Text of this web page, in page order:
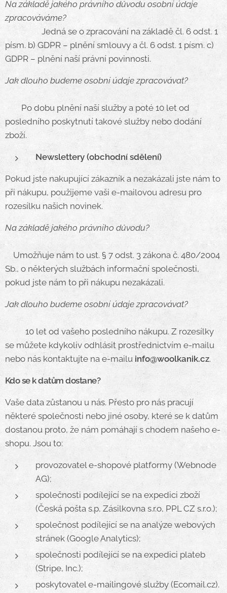
Na základě jakého právního důvodu osobní údaje
zpracováváme?
Jedná se o zpracování na základě čl. 6 odst. 1
písm. b) GDPR – plnění smlouvy a čl. 6 odst. 1 písm. c)
GDPR – plnění naší právní povinnosti.
Jak dlouho budeme osobní údaje zpracovávat?
Po dobu plnění naší služby a poté 10 let od
posledního poskytnutí takové služby nebo dodání
zboží.
Newslettery (obchodní sdělení)
Pokud jste nakupující zákazník a nezakázali jste nám to
při nákupu, použijeme vaši e-mailovou adresu pro
rozesílku našich novinek.
Na základě jakého právního důvodu?
Umožňuje nám to ust. § 7 odst. 3 zákona č. 480/2004
Sb., o některých službách informační společnosti,
pokud jste nám to při nákupu nezakázali.
Jak dlouho budeme osobní údaje zpracovávat?
10 let od vašeho posledního nákupu. Z rozesílky
se můžete kdykoliv odhlásit prostřednictvím e-mailu
nebo nás kontaktujte na e-mailu info@woolkanik.cz.
Kdo se k datům dostane?
Vaše data zůstanou u nás. Přesto pro nás pracují
některé společnosti nebo jiné osoby, které se k datům
dostanou proto, že nám pomáhají s chodem našeho e-
shopu. Jsou to:
provozovatel e-shopové platformy (Webnode
AG);
společnosti podílející se na expedici zboží
(Česká pošta s.p, Zásilkovna s.r.o, PPL CZ s.r.o.);
společnost podílející se na analýze webových
stránek (Google Analytics);
společnosti podílející se na expedici plateb
(Stripe, Inc.);
poskytovatel e-mailingové služby (Ecomail.cz).